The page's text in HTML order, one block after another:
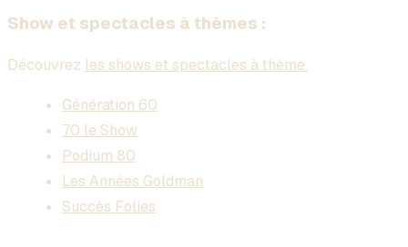
Show et spectacles à thèmes :
Découvrez les shows et spectacles à thème.
Génération 60
70 le Show
Podium 80
Les Années Goldman
Succès Folies